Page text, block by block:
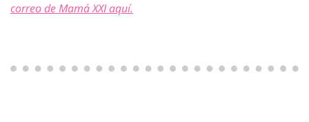
correo de Mamá XXI aquí.